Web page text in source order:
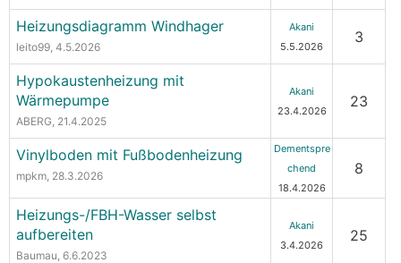
Heizungsdiagramm Windhager
leito99, 4.5.2026
Akani
5.5.2026
3
Hypokaustenheizung mit
Wärmepumpe
ABERG, 21.4.2025
Akani
23.4.2026
23
Vinylboden mit Fußbodenheizung
mpkm, 28.3.2026
Dementspre
chend
18.4.2026
8
Heizungs-/FBH-Wasser selbst
aufbereiten
Baumau, 6.6.2023
Akani
3.4.2026
25